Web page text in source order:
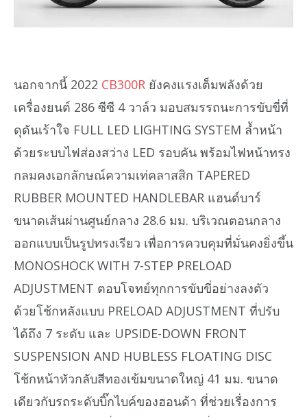
นอกจากนี้ 2022 CB300R ยังคงแรงเต็มพลังด้วย
เครื่องยนต์ 286 ซีซี 4 วาล์ว มอบสมรรถนะการขับขี่ที่
ดุดันเร้าใจ FULL LED LIGHTING SYSTEM ล้ำหน้า
ด้วยระบบไฟส่องสว่าง LED รอบคัน พร้อมไฟหน้าทรง
กลมคงเอกลักษณ์ความเท่คลาสสิก TAPERED
RUBBER MOUNTED HANDLEBAR แฮนด์บาร์
ขนาดเส้นผ่านศูนย์กลาง 28.6 มม. บริเวณตอนกลาง
ออกแบบเป็นรูปทรงเรียว เพื่อการควบคุมที่มั่นคงยิ่งขึ้น
MONOSHOCK WITH 7-STEP PRELOAD
ADJUSTMENT ตอบโจทย์ทุกการขับขี่อย่างลงตัว
ด้วยโช้กหลังแบบ PRELOAD ADJUSTMENT ที่ปรับ
ได้ถึง 7 ระดับ และ UPSIDE-DOWN FRONT
SUSPENSION AND HUBLESS FLOATING DISC
โช้กหน้าหัวกลับสีทองเข้มขนาดใหญ่ 41 มม. ขนาด
เดียวกับรถระดับบิ๊กไบค์ของฮอนด้า ที่ช่วยเรื่องการ